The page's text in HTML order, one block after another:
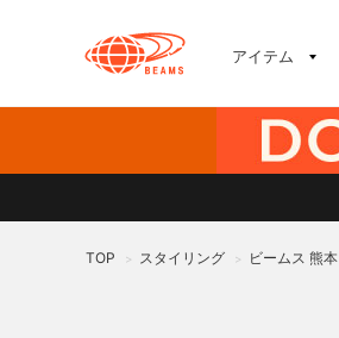
アイテム
TOP > スタイリング > ビームス 熊本